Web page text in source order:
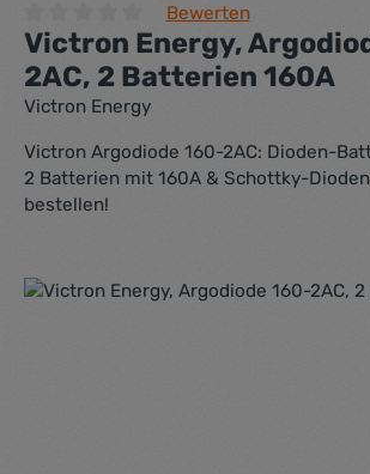
Durchschnittliche Bewertung von 0 von
Bewerten
Victron Energy,
2AC, 2 Batterien 160A
Victron Energy
Victron Argodiode 160-2AC: Dioden-
2 Batterien mit 160A & Schottky-
bestellen!
Bildergalerie überspringen